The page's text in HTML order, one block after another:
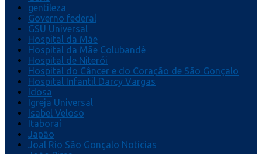
gentileza
Governo federal
GSU Universal
Hospital da Mãe
Hospital da Mãe Colubandê
Hospital de Niterói
Hospital do Câncer e do Coração de São Gonçalo
Hospital Infantil Darcy Vargas
Idosa
Igreja Universal
Isabel Veloso
Itaboraí
Japão
Joal Rio São Gonçalo Notícias